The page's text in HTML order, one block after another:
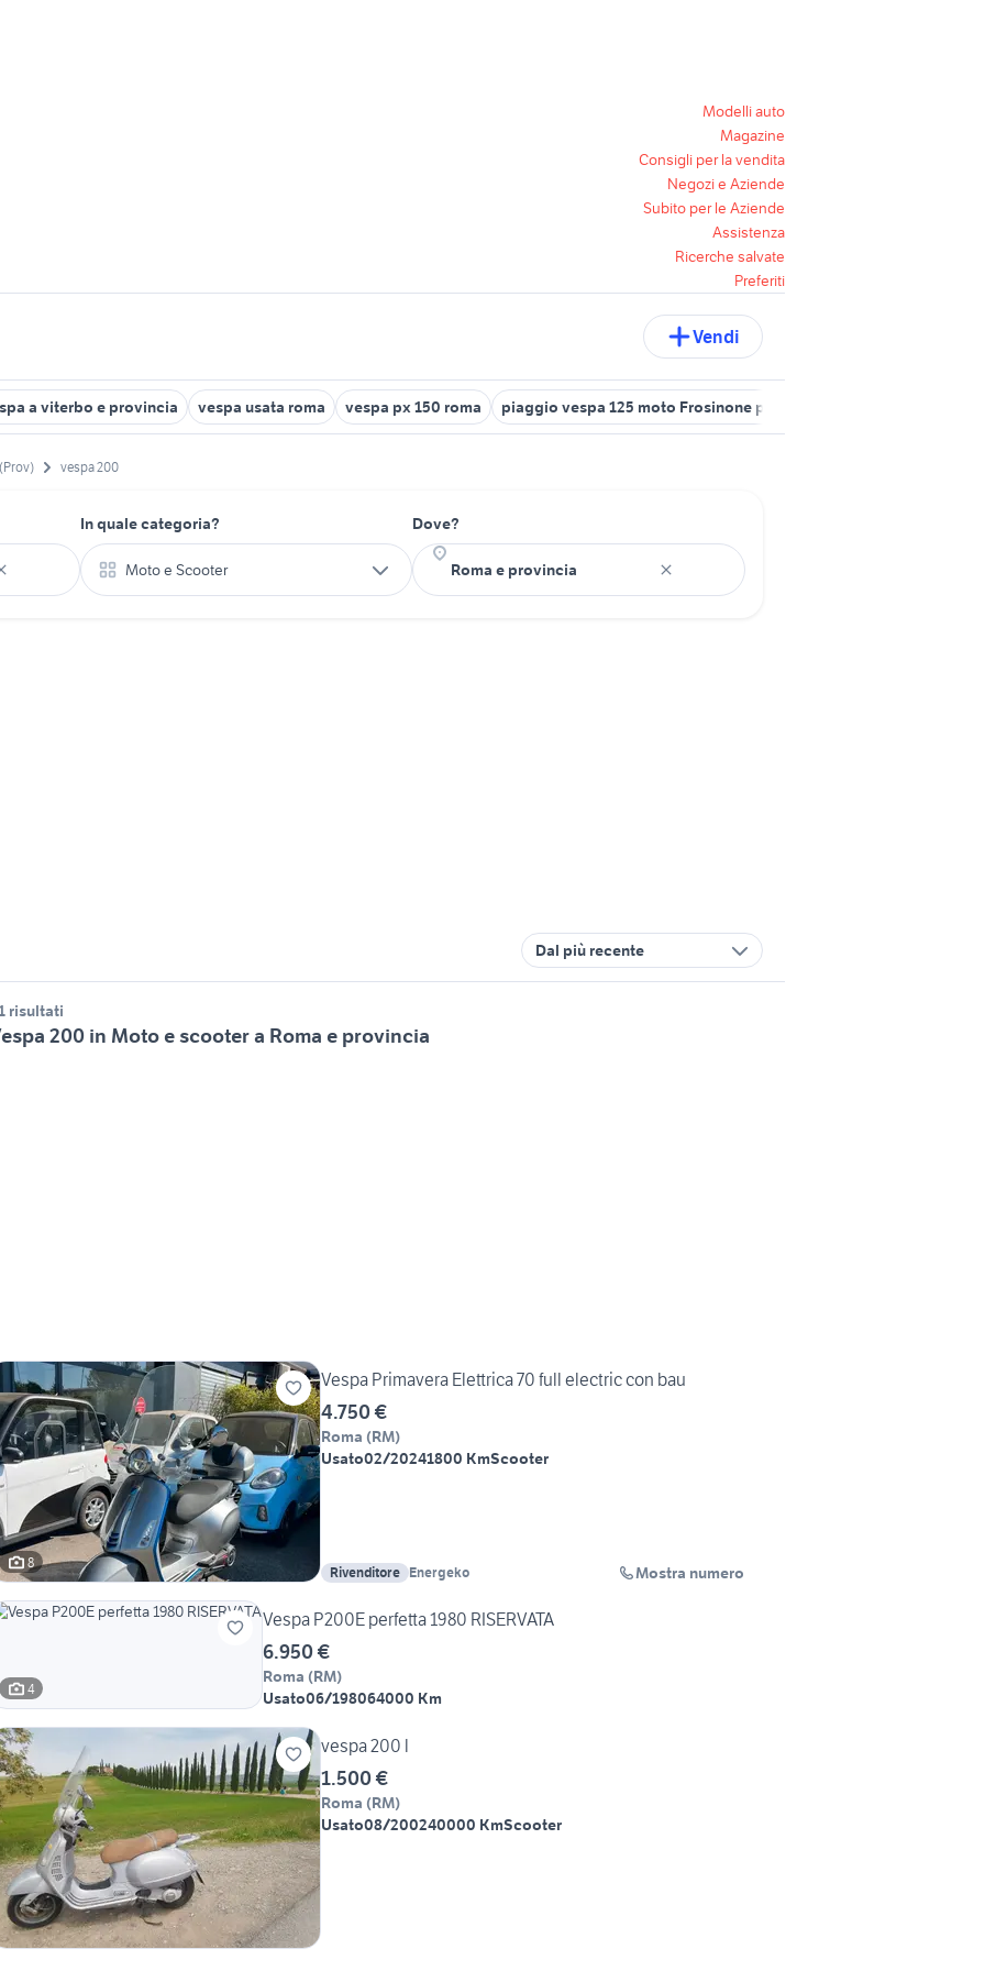
Modelli auto
Magazine
Consigli per la vendita
Negozi e Aziende
Subito per le Aziende
Assistenza
Ricerche salvate
Preferiti
Vendi
a viterbo e provincia vespa usata roma vespa px 150 roma piaggio vespa 125 moto Frosinone provincia
vespa 200
In quale categoria?
Moto e Scooter
Dove?
Dal più recente
risultati
200 in Moto e scooter a Roma e provincia
8
Vespa Primavera Elettrica 70 full electric con bau
4.750 €
Roma (RM)
Usato02/20241800 KmScooter
Rivenditore Energeko Mostra numero
4
Vespa P200E perfetta 1980 RISERVATA
6.950 €
Roma (RM)
Usato06/198064000 Km
vespa 200 l
1.500 €
Roma (RM)
Usato08/200240000 KmScooter